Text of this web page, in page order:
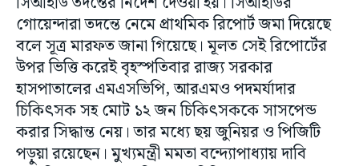
গোয়েন্দারা তদন্তে নেমে প্রাথমিক রিপোর্ট জমা দিয়েছে
বলে সূত্র মারফত জানা গিয়েছে। মূলত সেই রিপোর্টের
উপর ভিত্তি করেই বৃহস্পতিবার রাজ্য সরকার
হাসপাতালের এমএসভিপি, আরএমও পদমর্যাদার
চিকিৎসক সহ মোট ১২ জন চিকিৎসককে সাসপেন্ড
করার সিদ্ধান্ত নেয়। তার মধ্যে ছয় জুনিয়র ও পিজিটি
পড়ুয়া রয়েছেন। মুখ্যমন্ত্রী মমতা বন্দ্যোপাধ্যায় দাবি